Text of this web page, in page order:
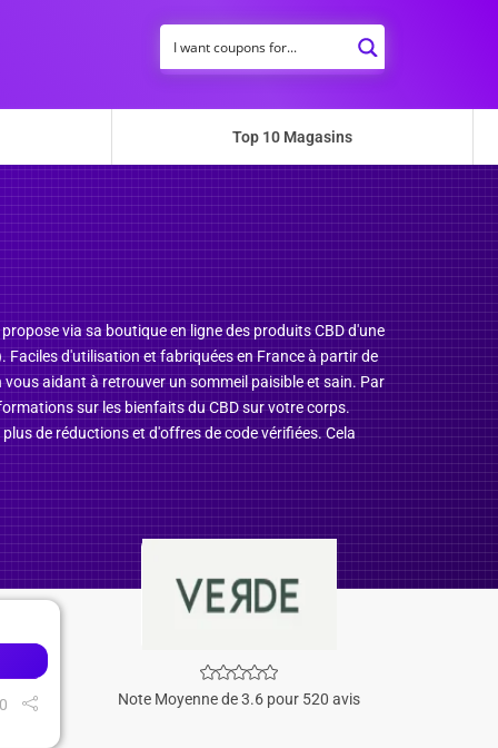
Top 10 Magasins
via sa boutique en ligne des produits CBD d'une
Faciles d'utilisation et fabriquées en France à partir de
aidant à retrouver un sommeil paisible et sain. Par
sur les bienfaits du CBD sur votre corps.
de réductions et d'offres de code vérifiées. Cela
Note Moyenne de 3.6 pour 520 avis